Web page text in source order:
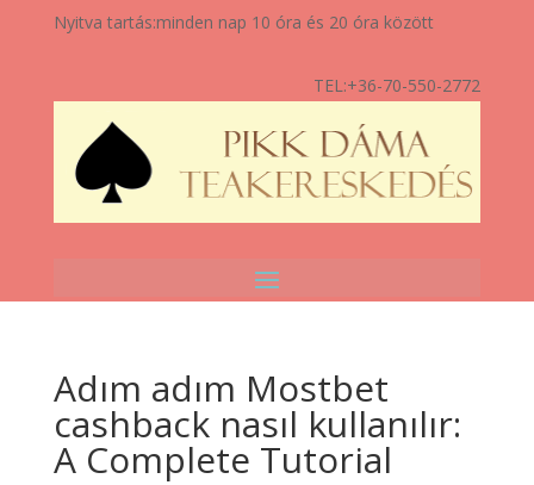
Nyitva tartás:minden nap 10 óra és 20 óra között
TEL:+36-70-550-2772
Adım adım Mostbet
cashback nasıl kullanılır:
A Complete Tutorial